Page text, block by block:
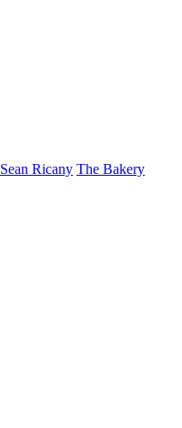
Sean Ricany The Bakery